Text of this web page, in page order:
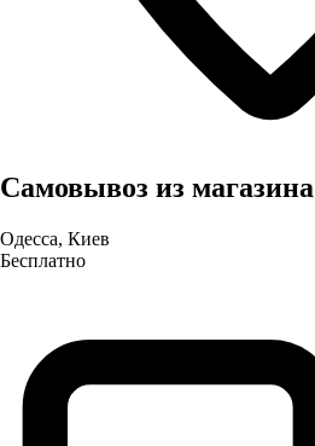
Самовывоз из магазина
Одесса, Киев
Бесплатно